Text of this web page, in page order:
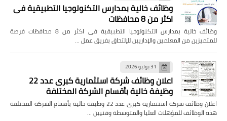
وظائف خالية بمدارس التكنولوجيا التطبيقية فى
اكثر من 8 محافظات
وظائف خالية بمدارس التكنولوجيا التطبيقية فى اكثر من 8 محافظات فرصة
للمتميزين من المعلمين والإداريين للإلتحاق بفريق عمل …
31 يوليو 2026
اعلان وظائف شركة استثمارية كبرى عدد 22
وظيفة خالية بأقسام الشركة المختلفة
اعلان وظائف شركة استثمارية كبرى عدد 22 وظيفة خالية بأقسام الشركة المختلفة
هذه الوظائف للمؤهلات العليا والمتوسطة وفنيين …